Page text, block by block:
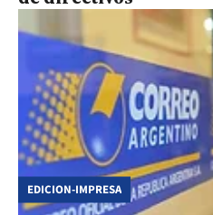
EDICION-IMPRESA